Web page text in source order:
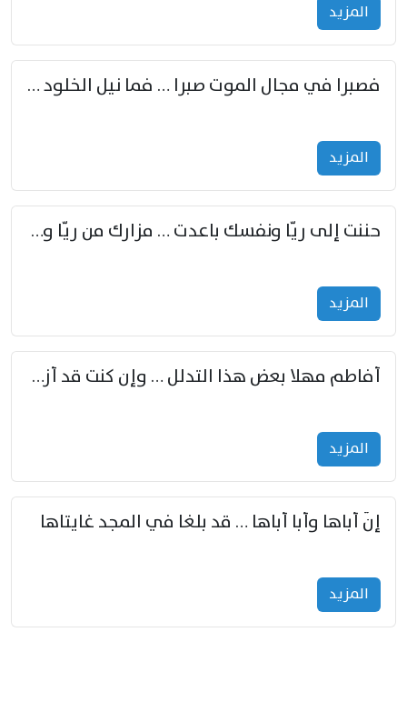
المزید
فصبرا في مجال الموت صبرا … فما نيل الخلود بمستطاع
المزید
حننت إلى ريّا ونفسك باعدت … مزارك من ريّا وشعباكما معا
المزید
أفاطم مهلا بعض هذا التدلل … وإن كنت قد أزمعت صرمي فأجملي
المزید
إنّ أباها وأبا أباها … قد بلغا في المجد غايتاها
المزید